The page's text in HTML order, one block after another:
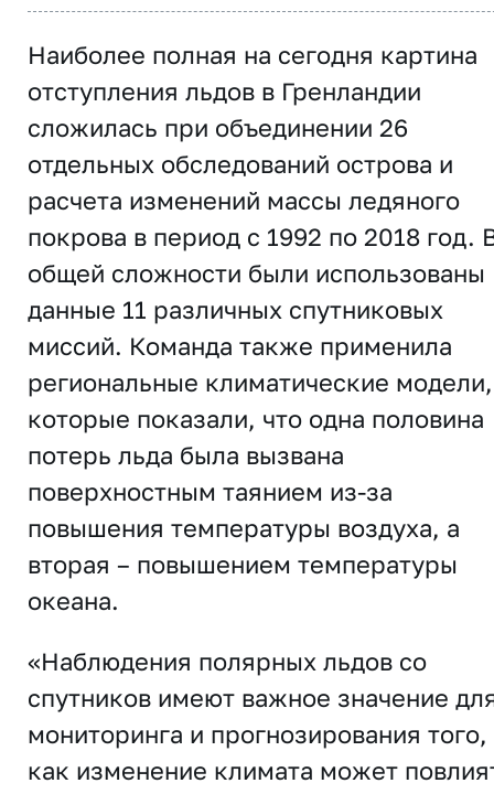
Наиболее полная на сегодня картина
отступления льдов в Гренландии
сложилась при объединении 26
отдельных обследований острова и
расчета изменений массы ледяного
покрова в период с 1992 по 2018 год.
общей сложности были использованы
данные 11 различных спутниковых
миссий. Команда также применила
региональные климатические модели,
которые показали, что одна половина
потерь льда была вызвана
поверхностным таянием из-за
повышения температуры воздуха, а
вторая – повышением температуры
океана.
«Наблюдения полярных льдов со
спутников имеют важное значение
мониторинга и прогнозирования того,
как изменение климата может